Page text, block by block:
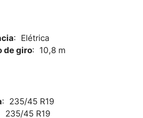
: Elétrica
de giro: 10,8 m
: 235/45 R19
235/45 R19